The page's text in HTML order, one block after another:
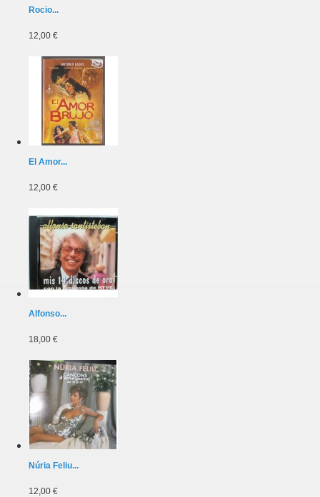
Rocio...
12,00 €
El Amor...
12,00 €
Alfonso...
18,00 €
Núria Feliu...
12,00 €